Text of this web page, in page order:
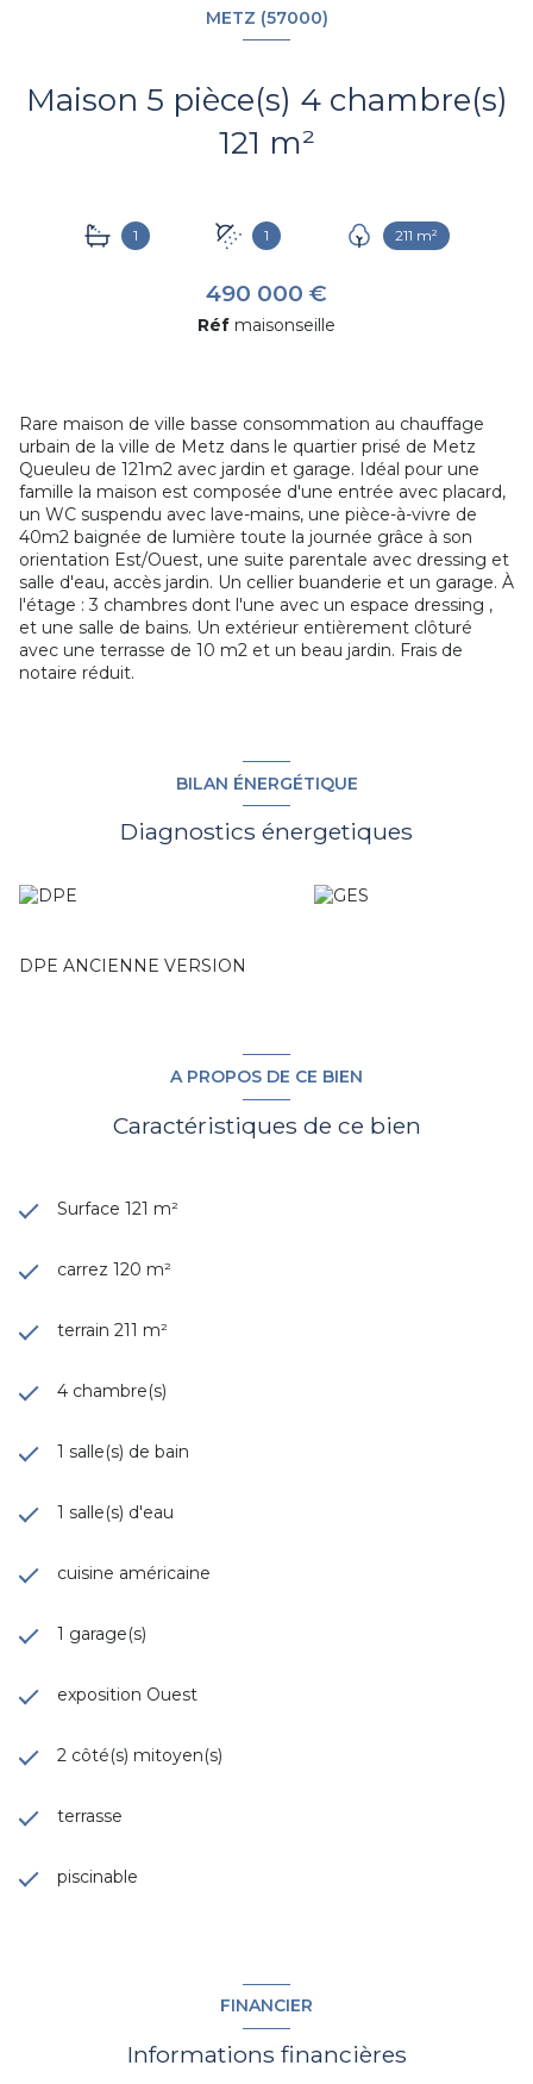
METZ (57000)
Maison 5 pièce(s) 4 chambre(s)
121 m²
1 1 211 m²
490 000 €
Réf maisonseille
Rare maison de ville basse consommation au chauffage
urbain de la ville de Metz dans le quartier prisé de Metz
Queuleu de 121m2 avec jardin et garage. Idéal pour une
famille la maison est composée d'une entrée avec placard,
un WC suspendu avec lave-mains, une pièce-à-vivre de
40m2 baignée de lumière toute la journée grâce à son
orientation Est/Ouest, une suite parentale avec dressing et
salle d'eau, accès jardin. Un cellier buanderie et un garage. À
l'étage : 3 chambres dont l'une avec un espace dressing ,
et une salle de bains. Un extérieur entièrement clôturé
avec une terrasse de 10 m2 et un beau jardin. Frais de
notaire réduit.
BILAN ÉNERGÉTIQUE
Diagnostics énergetiques
DPE ANCIENNE VERSION
A PROPOS DE CE BIEN
Caractéristiques de ce bien
Surface 121 m²
carrez 120 m²
terrain 211 m²
4 chambre(s)
1 salle(s) de bain
1 salle(s) d'eau
cuisine américaine
1 garage(s)
exposition Ouest
2 côté(s) mitoyen(s)
terrasse
piscinable
FINANCIER
Informations financières